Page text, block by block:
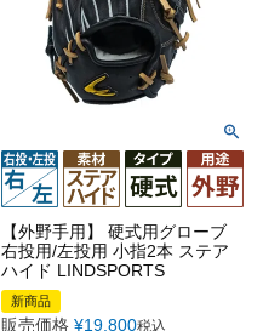
【外野手用】 硬式用グローブ
右投用/左投用 小指2本 ステア
ハイド LINDSPORTS
新商品
販売価格 ¥19,800税込